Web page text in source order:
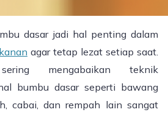
dasar jadi hal penting dalam
agar tetap lezat setiap saat.
mengabaikan teknik
bumbu dasar seperti bawang
cabai, dan rempah lain sangat